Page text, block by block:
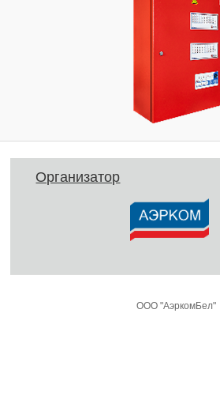
Организатор
ООО "АэркомБел"